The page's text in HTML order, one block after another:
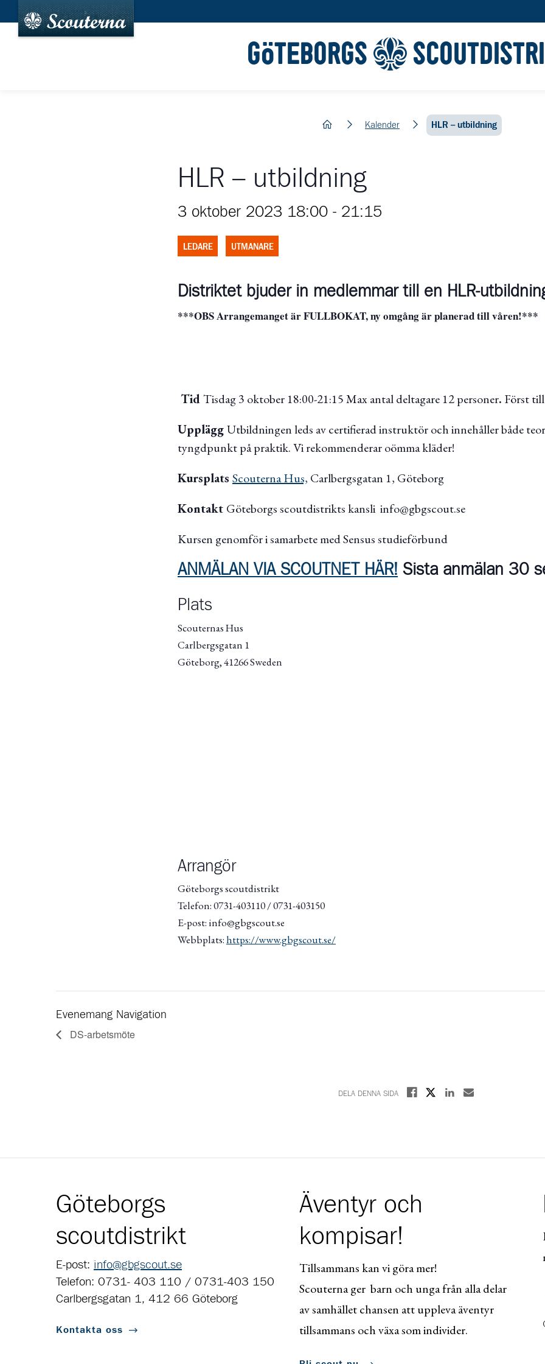
GÖTEBORGS
hem Kalender HLR – utbildning
HLR – utbildning
3 oktober 2023 18:00 - 21:15
LEDARE UTMANARE
Distriktet bjuder in medlemmar till en HLR-
***OBS Arrangemanget är FULLBOKAT, ny omgång är planerad till våren!***
TidTisdag 3 oktober 18:00-21:15 Max antal deltagare 12 personer. Först
UppläggUtbildningen leds av certifierad instruktör och innehåller både
tyngdpunkt på praktik. Vi rekommenderar oömma kläder!
Kursplats Scouterna Hus, Carlbergsgatan 1, Göteborg
Kontakt Göteborgs scoutdistrikts kansli info@gbgscout.se
Kursen genomför i samarbete med Sensus studieförbund
ANMÄLAN VIA SCOUTNET HÄR! Sista anmälan 30
Plats
Scouternas Hus
Carlbergsgatan 1
Göteborg,41266Sweden
Arrangör
Göteborgs scoutdistrikt
Telefon: 0731-403110 / 0731-403150
E-post: info@gbgscout.se
Webbplats:https://www.gbgscout.se/
Evenemang Navigation
DS-arbetsmöte
DELA DENNA SIDA Dela på Facebook
Dela på XDela på Linkedin
Dela med E-post
Göteborgs
scoutdistrikt
E-post: info@gbgscout.se
Telefon: 0731- 403 110 / 0731-403 150
Carlbergsgatan 1, 412 66 Göteborg
Kontakta oss
Äventyr och
kompisar!
Tillsammans kan vi göra mer!
Scouterna ger barn och unga från alla delar
av samhället chansen att uppleva äventyr
tillsammans och växa som individer.